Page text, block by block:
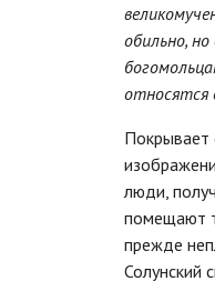
обильно,
относятся
Покрывает
люди,
помещают
прежде
Солунский